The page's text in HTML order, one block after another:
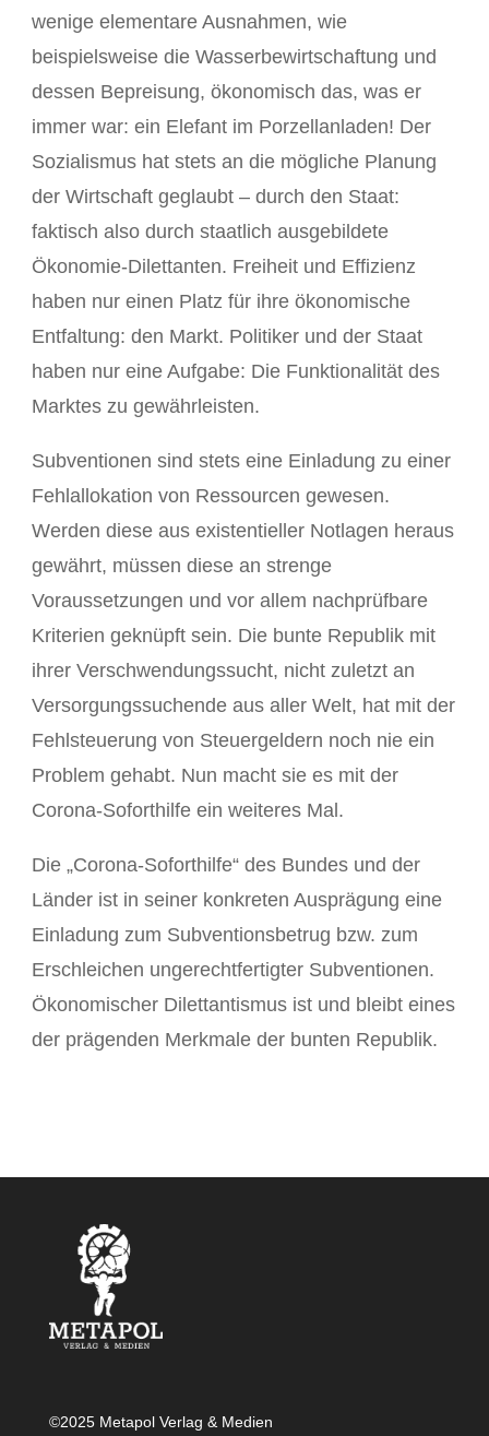
wenige elementare Ausnahmen, wie
beispielsweise die Wasserbewirtschaftung und
dessen Bepreisung, ökonomisch das, was er
immer war: ein Elefant im Porzellanladen! Der
Sozialismus hat stets an die mögliche Planung
der Wirtschaft geglaubt – durch den Staat:
faktisch also durch staatlich ausgebildete
Ökonomie-Dilettanten. Freiheit und Effizienz
haben nur einen Platz für ihre ökonomische
Entfaltung: den Markt. Politiker und der Staat
haben nur eine Aufgabe: Die Funktionalität des
Marktes zu gewährleisten.
Subventionen sind stets eine Einladung zu einer
Fehlallokation von Ressourcen gewesen.
Werden diese aus existentieller Notlagen heraus
gewährt, müssen diese an strenge
Voraussetzungen und vor allem nachprüfbare
Kriterien geknüpft sein. Die bunte Republik mit
ihrer Verschwendungssucht, nicht zuletzt an
Versorgungssuchende aus aller Welt, hat mit der
Fehlsteuerung von Steuergeldern noch nie ein
Problem gehabt. Nun macht sie es mit der
Corona-Soforthilfe ein weiteres Mal.
Die „Corona-Soforthilfe“ des Bundes und der
Länder ist in seiner konkreten Ausprägung eine
Einladung zum Subventionsbetrug bzw. zum
Erschleichen ungerechtfertigter Subventionen.
Ökonomischer Dilettantismus ist und bleibt eines
der prägenden Merkmale der bunten Republik.
©2025 Metapol Verlag & Medien